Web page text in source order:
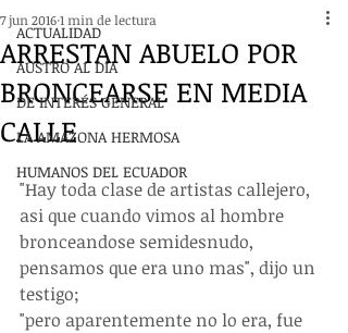
ACTUALIDAD
AUSTRO AL DÍA
DE INTERÉS GENERAL
LA AMAZONA HERMOSA
HUMANOS DEL ECUADOR
ARRESTAN ABUELO POR
BRONCEARSE EN MEDIA
CALLE
7 jun 20161 min de lectura
"Hay toda clase de artistas callejero,
asi que cuando vimos al hombre
bronceandose semidesnudo,
pensamos que era uno mas", dijo un
testigo;
"pero aparentemente no lo era, fue